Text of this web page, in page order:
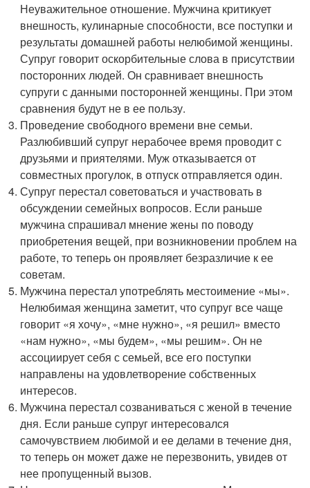
Неуважительное отношение. Мужчина критикует
внешность, кулинарные способности, все поступки и
результаты домашней работы нелюбимой женщины.
Супруг говорит оскорбительные слова в присутствии
посторонних людей. Он сравнивает внешность
супруги с данными посторонней женщины. При этом
сравнения будут не в ее пользу.
Проведение свободного времени вне семьи.
Разлюбивший супруг нерабочее время проводит с
друзьями и приятелями. Муж отказывается от
совместных прогулок, в отпуск отправляется один.
Супруг перестал советоваться и участвовать в
обсуждении семейных вопросов. Если раньше
мужчина спрашивал мнение жены по поводу
приобретения вещей, при возникновении проблем на
работе, то теперь он проявляет безразличие к ее
советам.
Мужчина перестал употреблять местоимение «мы».
Нелюбимая женщина заметит, что супруг все чаще
говорит «я хочу», «мне нужно», «я решил» вместо
«нам нужно», «мы будем», «мы решим». Он не
ассоциирует себя с семьей, все его поступки
направлены на удовлетворение собственных
интересов.
Мужчина перестал созваниваться с женой в течение
дня. Если раньше супруг интересовался
самочувствием любимой и ее делами в течение дня,
то теперь он может даже не перезвонить, увидев от
нее пропущенный вызов.